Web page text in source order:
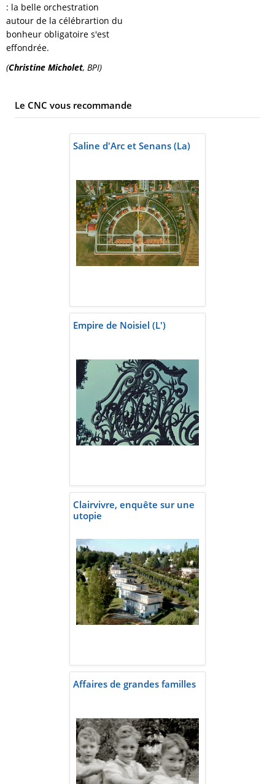
: la belle orchestration
autour de la célébrartion du
bonheur obligatoire s'est
effondrée.
(Christine Micholet, BPI)
Le CNC vous recommande
Saline d'Arc et Senans (La)
Empire de Noisiel (L')
Clairvivre, enquête sur une
utopie
Affaires de grandes familles